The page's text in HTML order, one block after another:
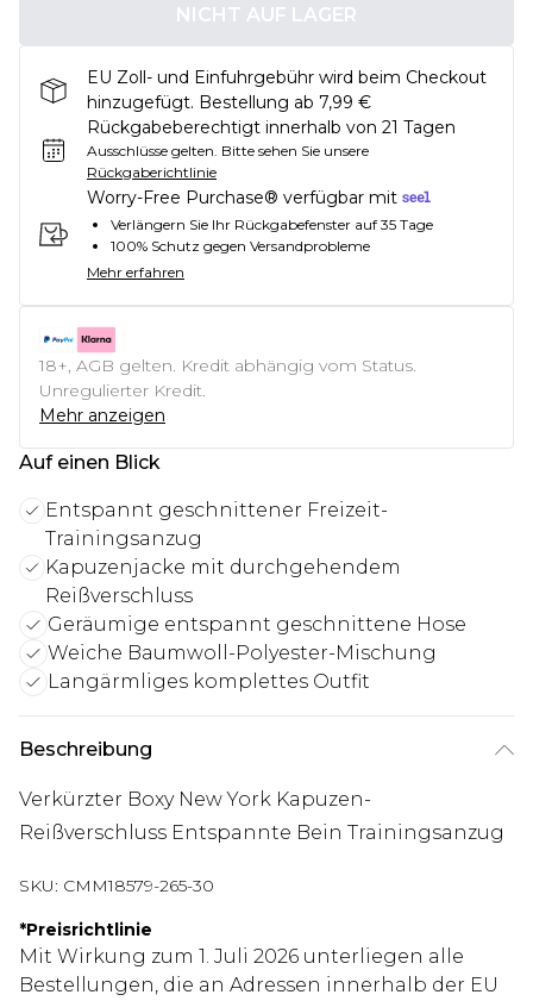
NICHT AUF LAGER
EU Zoll- und Einfuhrgebühr wird beim Checkout
hinzugefügt. Bestellung ab 7,99 €
Rückgabeberechtigt innerhalb von 21 Tagen
Ausschlüsse gelten. Bitte sehen Sie unsere
Rückgaberichtlinie
Worry-Free Purchase® verfügbar mit
Verlängern Sie Ihr Rückgabefenster auf 35 Tage
100% Schutz gegen Versandprobleme
Mehr erfahren
18+, AGB gelten. Kredit abhängig vom Status.
Unregulierter Kredit.
Mehr anzeigen
Auf einen Blick
Entspannt geschnittener Freizeit-
Trainingsanzug
Kapuzenjacke mit durchgehendem
Reißverschluss
Geräumige entspannt geschnittene Hose
Weiche Baumwoll-Polyester-Mischung
Langärmliges komplettes Outfit
Beschreibung
Verkürzter Boxy New York Kapuzen-
Reißverschluss Entspannte Bein Trainingsanzug
SKU: CMM18579-265-30
*Preisrichtlinie
Mit Wirkung zum 1. Juli 2026 unterliegen alle
Bestellungen, die an Adressen innerhalb der EU